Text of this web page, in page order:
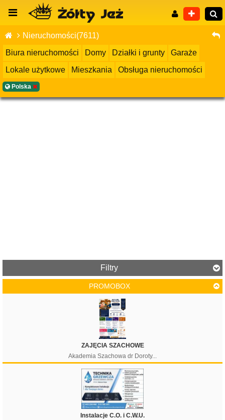
Nieruchomości(7611)
Biura nieruchomości
Domy Działki i grunty
Garaże
Lokale użytkowe
Mieszkania Obsługa nieruchomości
Polska
Filtry
Filtruj
PROMOBOX
ZAJĘCIA SZACHOWE
Akademia Szachowa dr Doroty...
Instalacje C.O. i C.W.U.